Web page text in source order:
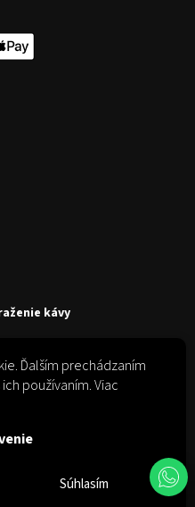
Ďalším prechádzaním
používaním. Viac
Súhlasím
kávy